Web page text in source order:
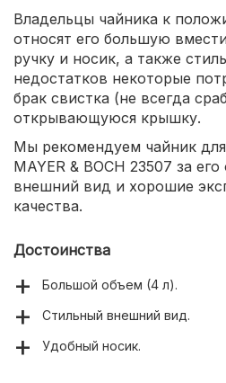
Владельцы чайника к
относят его большую
ручку и носик, а также
недостатков некоторые
брак свистка (не всегда
открывающуюся крышку.
Мы рекомендуем чайник
MAYER & BOCH 23507 за
внешний вид и хорошие
качества.
Достоинства
Большой объем (4 л).
Стильный внешний вид.
Удобный носик.